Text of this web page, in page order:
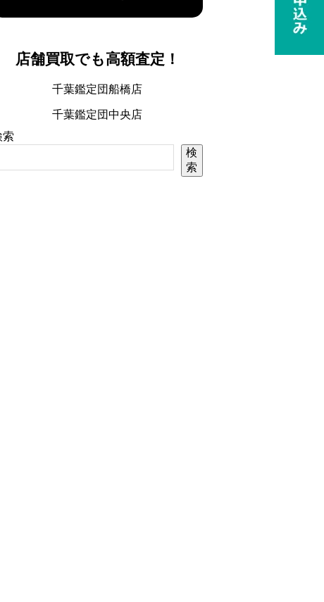
店舗買取でも高額査定！
千葉鑑定団船橋店
千葉鑑定団中央店
索
検
索